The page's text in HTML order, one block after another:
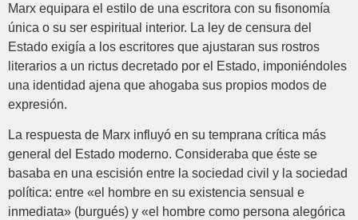
Marx equipara el estilo de una escritora con su fisonomía
única o su ser espiritual interior. La ley de censura del
Estado exigía a los escritores que ajustaran sus rostros
literarios a un rictus decretado por el Estado, imponiéndoles
una identidad ajena que ahogaba sus propios modos de
expresión.
La respuesta de Marx influyó en su temprana crítica más
general del Estado moderno. Consideraba que éste se
basaba en una escisión entre la sociedad civil y la sociedad
política: entre «el hombre en su existencia sensual e
inmediata» (burgués) y «el hombre como persona alegórica